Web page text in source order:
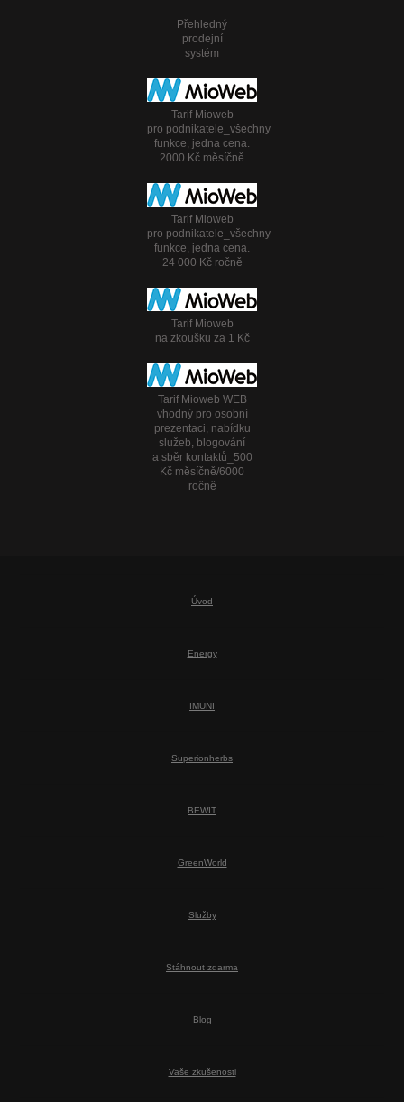
Přehledný
prodejní
systém
Tarif Mioweb
pro podnikatele_všechny
funkce, jedna cena.
2000 Kč měsíčně
Tarif Mioweb
pro podnikatele_všechny
funkce, jedna cena.
24 000 Kč ročně
Tarif Mioweb
na zkoušku za 1 Kč
Tarif Mioweb WEB
vhodný pro osobní
prezentaci, nabídku
služeb, blogování
a sběr kontaktů_500
Kč měsíčně/6000
ročně
Úvod
Energy
IMUNI
Superionherbs
BEWIT
GreenWorld
Služby
Stáhnout zdarma
Blog
Vaše zkušenosti